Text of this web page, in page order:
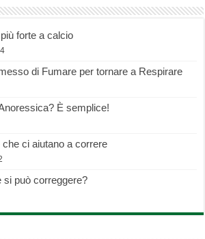
forte a calcio
4
di Fumare per tornare a Respirare
È semplice!
che ci aiutano a correre
si può correggere?